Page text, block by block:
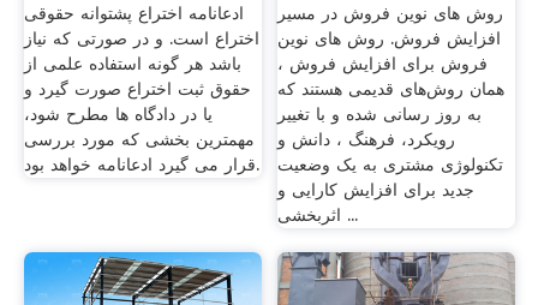
ادعانامه اختراع پشتوانه حقوقی
اختراع است. و در صورتی که نیاز
باشد هر گونه استفاده علمی از
حقوق ثبت اختراع صورت گیرد و
یا در دادگاه ها مطرح شود،
مهمترین بخشی که مورد بررسی
قرار می گیرد ادعانامه خواهد بود.
روش های نوین فروش در مسیر
افزایش فروش. روش های نوین
فروش برای افزایش فروش ،
همان روش‌های قدیمی هستند که
به روز رسانی شده و با تغییر
رویکرد، فرهنگ ، دانش و
تکنولوژی مشتری به یک وضعیت
جدید برای افزایش کارایی و
اثربخشی ...